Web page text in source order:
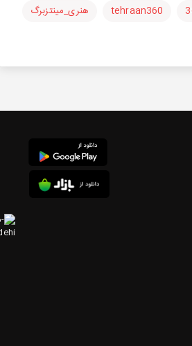
tehraan360
هنری_مینتزبرگ